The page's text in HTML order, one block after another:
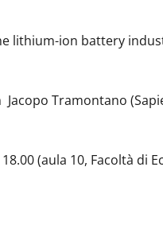
lithium-ion battery
Tramontano
(aula 10, Facoltà di